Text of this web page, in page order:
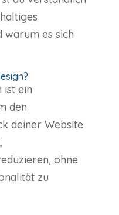
warum es sich
ist ein
den
deiner Website
ohne
zu